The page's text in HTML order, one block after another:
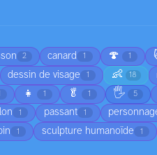
2 canard 1 🍄 1
dessin de visage 1 👶 18
👧 1 🥬 1 🖐️ 5
1 passant 1
1 sculpture humanoïde 1